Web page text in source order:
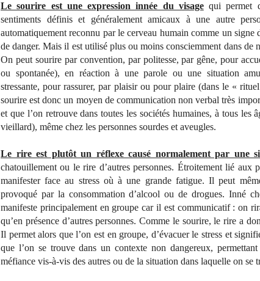
Le sourire est une expression innée du visagequi permet
sentiments définis et généralement amicaux à une autre
automatiquement reconnu par le cerveau humain comme un signe
de danger. Mais il est utilisé plus ou moins consciemment dans de
On peut sourire par convention, par politesse, par gêne, pour
ou spontanée), en réaction à une parole ou une situation
stressante, pour rassurer, par plaisir ou pour plaire (dans le «
sourire est donc un moyen de communication non verbal très
et que l’on retrouve dans toutes les sociétés humaines, à tous les
vieillard), même chez les personnes sourdes et aveugles.
Le rire est plutôt un réflexe causé normalement par une
chatouillement ou le rire d’autres personnes. Étroitement lié aux
manifester face au stress où à une grande fatigue. Il peut
provoqué par la consommation d’alcool ou de drogues. Inné
manifeste principalement en groupe car il est communicatif : on
qu’en présence d’autres personnes. Comme le sourire, le rire a
Il permet alors que l’on est en groupe, d’évacuer le stress et
que l’on se trouve dans un contexte non dangereux,
méfiance vis-à-vis des autres ou de la situation dans laquelle on se